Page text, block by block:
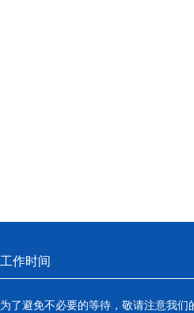
工作时间
为了避免不必要的等待，敬请注意我们